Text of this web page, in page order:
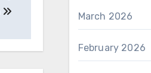
March 2026
February 2026